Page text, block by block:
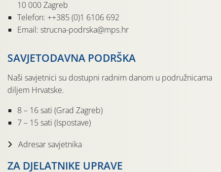
10 000 Zagreb
Telefon: ++385 (0)1 6106 692
Email: strucna-podrska@mps.hr
SAVJETODAVNA PODRŠKA
Naši savjetnici su dostupni radnim danom u podružnicama
diljem Hrvatske.
8 – 16 sati (Grad Zagreb)
7 – 15 sati (Ispostave)
Adresar savjetnika
ZA DJELATNIKE UPRAVE